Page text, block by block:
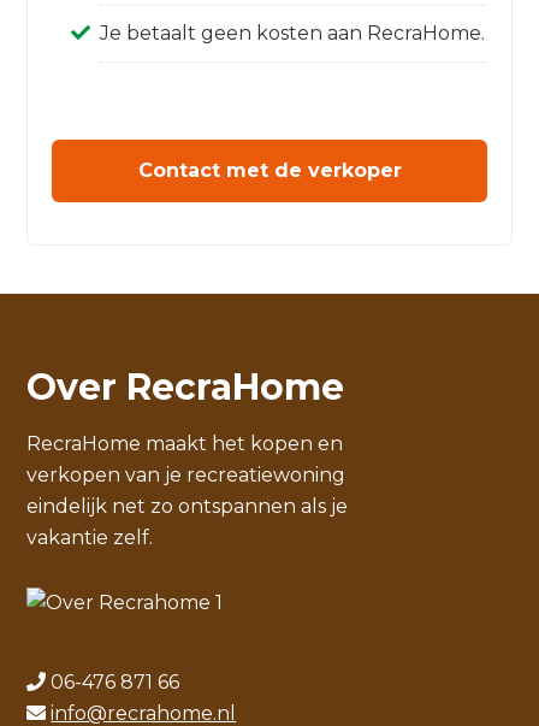
Je betaalt geen kosten aan RecraHome.
Contact met de verkoper
Over RecraHome
RecraHome maakt het kopen en
verkopen van je recreatiewoning
eindelijk net zo ontspannen als je
vakantie zelf.
06-476 871 66
info@recrahome.nl